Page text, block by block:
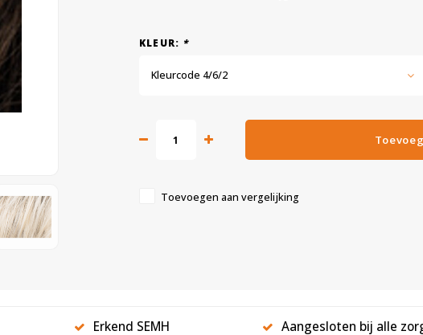
KLEUR: *
Kleurcode 4/6/2
Toevoegen aan vergelijking
Erkend SEMH Aangesloten bij alle